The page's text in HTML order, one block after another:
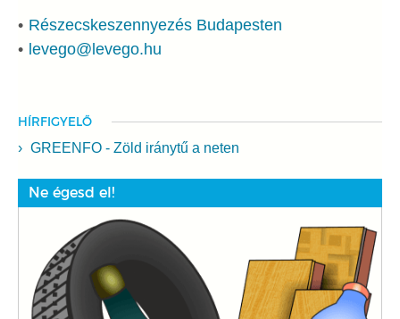
Részecskeszennyezés Budapesten
levego@levego.hu
HÍRFIGYELŐ
GREENFO - Zöld iránytű a neten
Ne égesd el!